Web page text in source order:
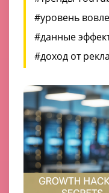
#уровень
#данные
#доход от